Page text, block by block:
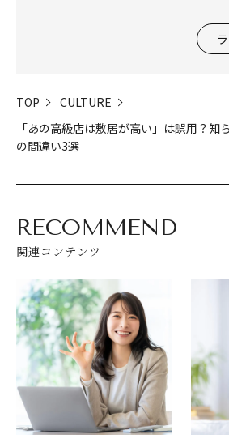
TOP
CULTURE
「あの高級店は敷居が高い」は誤用？知
の間違い3選
RECOMMEND
関連コンテンツ